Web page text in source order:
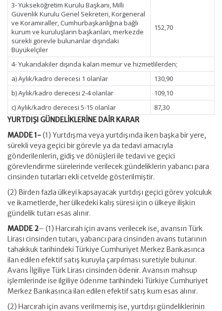
3- Yükseköğretim Kurulu Başkanı, Milli
Güvenlik Kurulu Genel Sekreteri, Korgeneral
ve Koramiraller, Cumhurbaşkanlığına bağlı
kurum ve kuruluşların başkanları, merkezde
sürekli görevle bulunanlar dışındaki
Büyükelçiler
152,70
4- Yukarıdakiler dışında kalan memur ve hizmetlilerden;
a) Aylık/kadro derecesi 1 olanlar
130,90
b) Aylık/kadro derecesi 2-4 olanlar
109,10
c) Aylık/kadro derecesi 5-15 olanlar
87,30
YURTDIŞI GÜNDELİKLERİNE DAİR KARAR
MADDE 1-(1) Yurtdışma veya yurtdışında iken başka bir yere,
sürekli veya geçici bir görevle ya da tedavi amacıyla
gönderilenlerin, gidiş ve dönüşleri ile tedavi ve geçici
görevlendirme sürelerinde verilecek gündeliklerin yabancı para
cinsinden tutarları ekli cetvelde gösterilmiştir.
(2) Birden fazla ülkeyi kapsayacak yurtdışı geçici görev yolculuk
ve ikametlerde, her ülkedeki kalış süresi için o ülkeye ilişkin
gündelik tutarı esas alınır.
MADDE 2– (1) Harcırah için avans verilecek ise, avansın Türk
Lirası cinsinden tutarı, yabancı para cinsinden avans tutarının
tahakkuk tarihindeki Türkiye Cumhuriyet Merkez Bankasınca
ilan edilen efektif satış kuruyla çarpılması suretiyle bulunur.
Avans İlgiliye Türk Lirası cinsinden ödenir. Avansın mahsup
işlemlerinde ise ilgiliye ödenme tarihindeki Türkiye Cumhuriyet
Merkez Bankasınca ilan edilen efektif satış kum esas alınır.
(2) Harcırah için avans verilmemiş ise, yurtdışı gündeliklerinin